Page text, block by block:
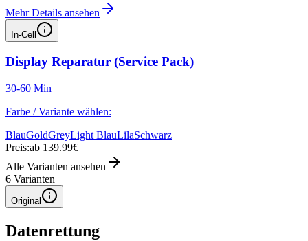
Mehr Details ansehen
In-Cell
Display Reparatur (Service Pack)
30-60 Min
Farbe / Variante wählen:
BlauGoldGreyLight BlauLilaSchwarz
Preis:ab 139.99€
Alle Varianten ansehen
6 Varianten
Original
Datenrettung